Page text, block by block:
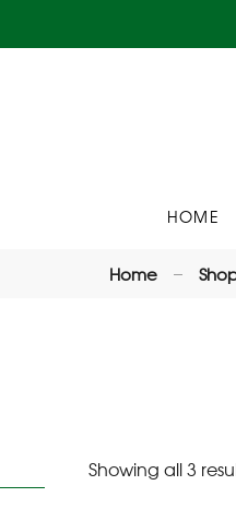
HOME
Home
Showing all 3